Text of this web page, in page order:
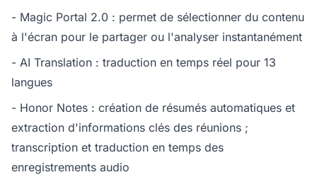
- Magic Portal 2.0 : permet de sélectionner du contenu
à l'écran pour le partager ou l'analyser instantanément
- AI Translation : traduction en temps réel pour 13
langues
- Honor Notes : création de résumés automatiques et
extraction d'informations clés des réunions ;
transcription et traduction en temps des
enregistrements audio